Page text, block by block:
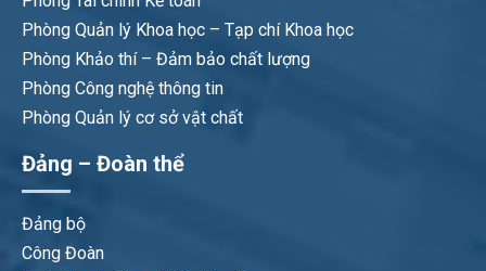
Phòng Quản lý Khoa học – Tạp chí Khoa học
Phòng Khảo thí – Đảm bảo chất lượng
Phòng Công nghệ thông tin
Phòng Quản lý cơ sở vật chất
Đảng – Đoàn thể
Đảng bộ
Công Đoàn